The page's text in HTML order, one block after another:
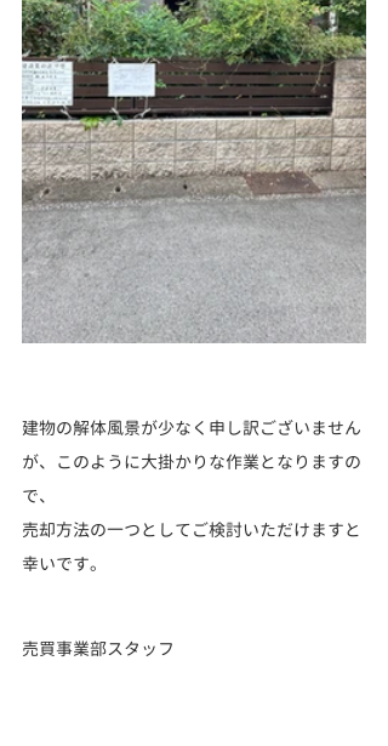
建物の解体風景が少なく申し訳ございません
が、このように大掛かりな作業となりますの
で、
売却方法の一つとしてご検討いただけますと
幸いです。
売買事業部スタッフ